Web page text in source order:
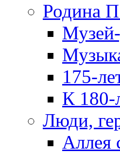
Родина
175-
К 180-
Люди,
Аллея